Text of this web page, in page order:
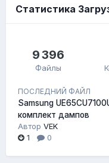
Статистика
9 396
Файлы
ПОСЛЕДНИЙ ФАЙЛ
Samsung
комплект дампов
Автор VEK
1
0